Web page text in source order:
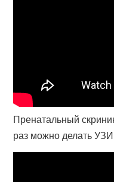
Пренатальный
раз можно делать